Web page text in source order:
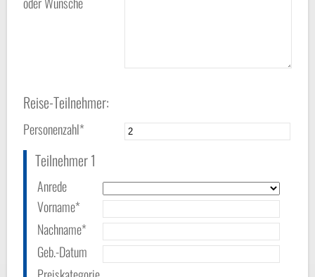
Reise-Teilnehmer:
Personenzahl*
Teilnehmer 1
Anrede
Vorname*
Nachname*
Geb.-Datum